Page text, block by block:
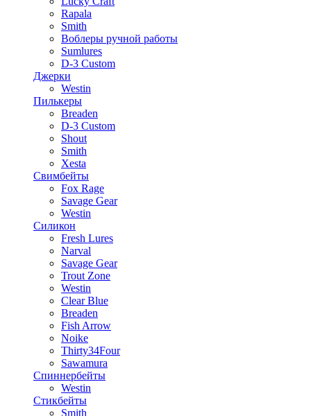
Rapala
Smith
Воблеры ручной работы
Sumlures
D-3 Custom
Джерки
Westin
Пилькеры
Breaden
D-3 Custom
Shout
Smith
Xesta
Свимбейты
Fox Rage
Savage Gear
Westin
Силикон
Fresh Lures
Narval
Savage Gear
Trout Zone
Westin
Clear Blue
Breaden
Fish Arrow
Noike
Thirty34Four
Sawamura
Спиннербейты
Westin
Стикбейты
Smith